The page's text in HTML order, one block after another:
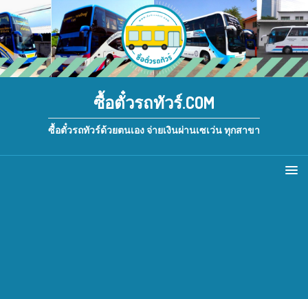
ซื้อตั๋วรถทัวร์.COM
ซื้อตั๋วรถทัวร์ด้วยตนเอง จ่ายเงินผ่านเซเว่น ทุกสาขา